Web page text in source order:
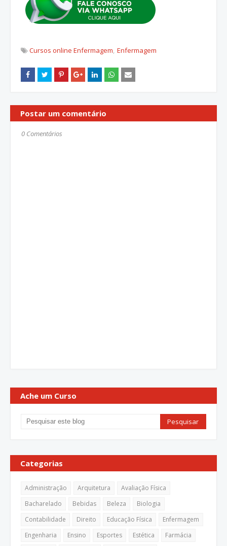
Cursos online Enfermagem Enfermagem
Postar um comentário
0 Comentários
Ache um Curso
Categorias
Administração Arquitetura
Avaliação Física
Bacharelado
Bebidas Beleza
Biologia
Contabilidade
Direito Educação Física
Enfermagem
Engenharia
Ensino Esportes Estética
Farmácia